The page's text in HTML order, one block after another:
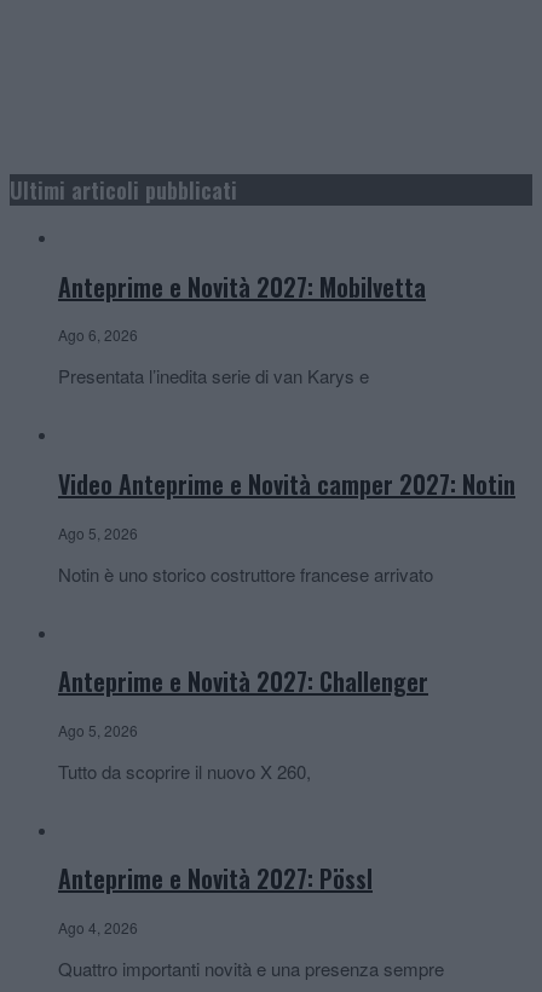
Ultimi articoli pubblicati
Anteprime e Novità 2027: Mobilvetta
Ago 6, 2026
Presentata l’inedita serie di van Karys e
Video Anteprime e Novità camper 2027: Notin
Ago 5, 2026
Notin è uno storico costruttore francese arrivato
Anteprime e Novità 2027: Challenger
Ago 5, 2026
Tutto da scoprire il nuovo X 260,
Anteprime e Novità 2027: Pössl
Ago 4, 2026
Quattro importanti novità e una presenza sempre